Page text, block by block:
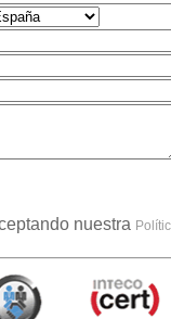
nuestra